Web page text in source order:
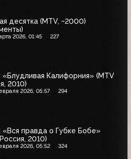
десятка (MTV, ~2000)
2026, 01:45 227
«Блудливая Калифорния» (MTV
2010)
2026, 05:57 294
«Вся правда о Губке Бобе»
2010)
2026, 05:52 324